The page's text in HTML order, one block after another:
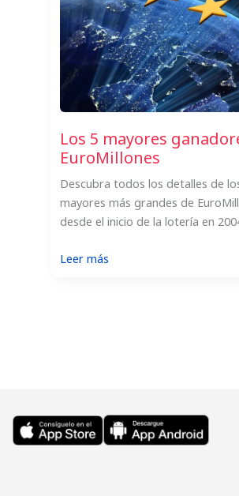
Los 5 mayores
EuroMillones
Descubra todos los detalles de
mayores más grandes de
desde el inicio de la lotería en
Leer más: